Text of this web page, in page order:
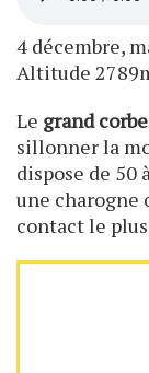
4 décembre,
Altitude
Le grand
sillonner la
dispose de 50
une charogne
contact le